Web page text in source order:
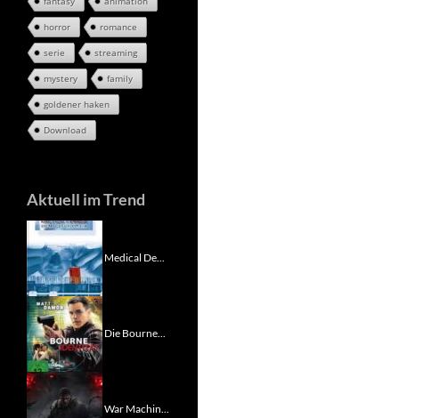
horror romance
serie streaming
mystery family
goldener haken
Download
Aktuell im Trend
Medical De...
Die Bourne...
War Machin...